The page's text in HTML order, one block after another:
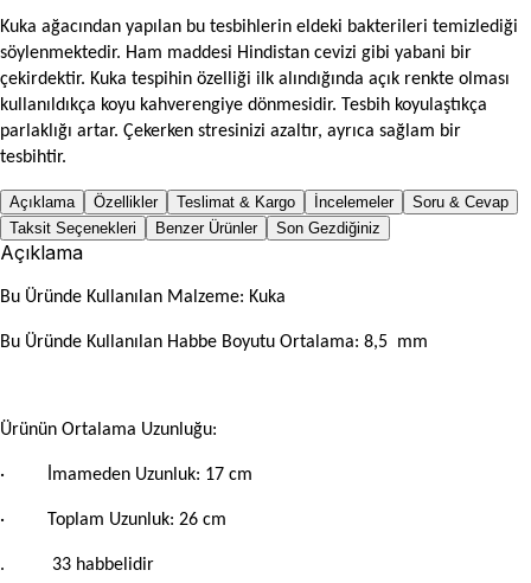
Kuka ağacından yapılan bu tesbihlerin eldeki bakterileri temizlediği
söylenmektedir. Ham maddesi Hindistan cevizi gibi yabani bir
çekirdektir. Kuka tespihin özelliği ilk alındığında açık renkte olması
kullanıldıkça koyu kahverengiye dönmesidir. Tesbih koyulaştıkça
parlaklığı artar. Çekerken stresinizi azaltır, ayrıca sağlam bir
tesbihtir.
Açıklama Özellikler Teslimat & Kargo İncelemeler
Soru & Cevap
Taksit Seçenekleri
Benzer Ürünler Son Gezdiğiniz
Açıklama
Bu Üründe Kullanılan Malzeme: Kuka
Bu Üründe Kullanılan Habbe Boyutu Ortalama: 8,5 mm
Ürünün Ortalama Uzunluğu:
· İmameden Uzunluk: 17 cm
· Toplam Uzunluk: 26 cm
. 33 habbelidir